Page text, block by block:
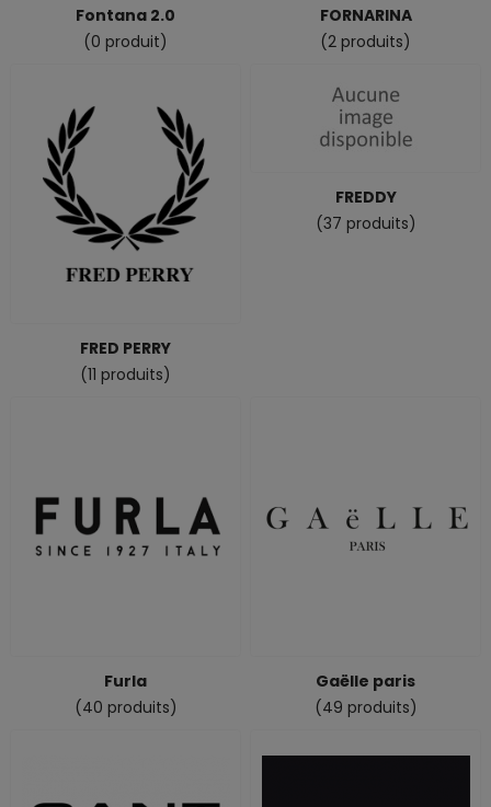
Fontana 2.0
(0 produit)
FORNARINA
(2 produits)
FRED PERRY
(11 produits)
FREDDY
(37 produits)
Furla
(40 produits)
Gaëlle paris
(49 produits)